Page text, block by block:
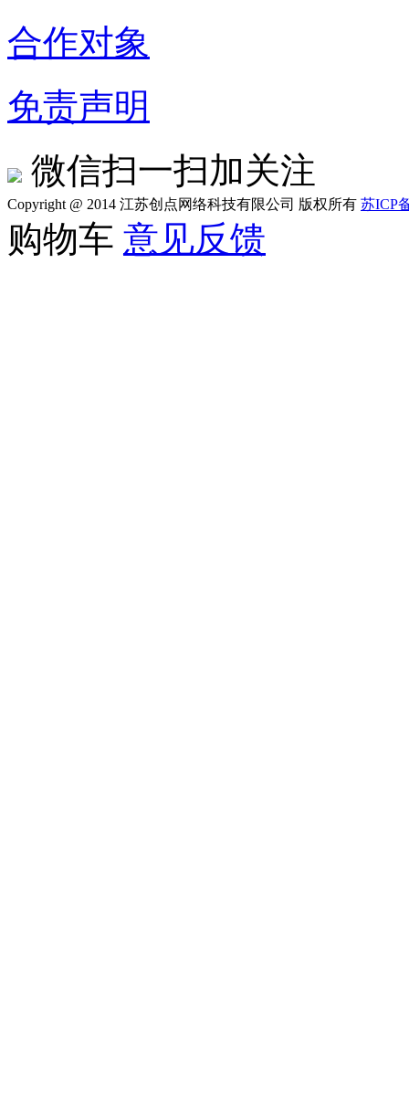
合作对象
免责声明
微信扫一扫加关注
Copyright @ 2014 江苏创点网络科技有限公司 版权所有 苏ICP
购物车 意见反馈